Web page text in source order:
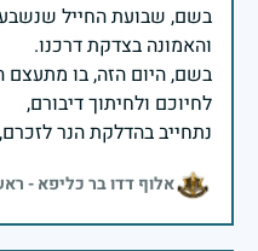
בשם, שבועת החייל
בשם, היום הזה, בו מתעצם
נתחייב בהדלקת הנר
אלוף דדו בר כליפא -